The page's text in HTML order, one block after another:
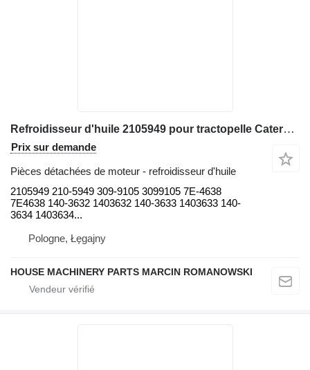
Refroidisseur d'huile 2105949 pour tractopelle Caterpillar 416C, 426C, 428C, 436C, 438C 416C, 416D, 420D, 424D, 426C, 428C
Prix sur demande
Pièces détachées de moteur - refroidisseur d'huile
2105949 210-5949 309-9105 3099105 7E-4638
7E4638 140-3632 1403632 140-3633 1403633 140-
3634 1403634...
Pologne, Łęgajny
HOUSE MACHINERY PARTS MARCIN ROMANOWSKI